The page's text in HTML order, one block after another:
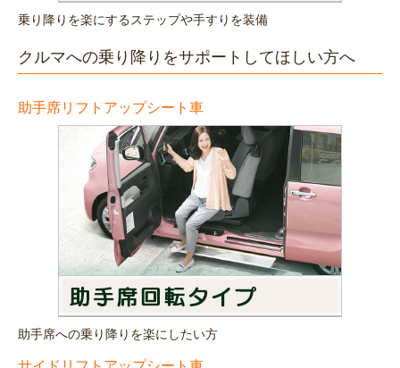
乗り降りを楽にするステップや手すりを装備
クルマへの乗り降りをサポートしてほしい方へ
助手席リフトアップシート車
助手席への乗り降りを楽にしたい方